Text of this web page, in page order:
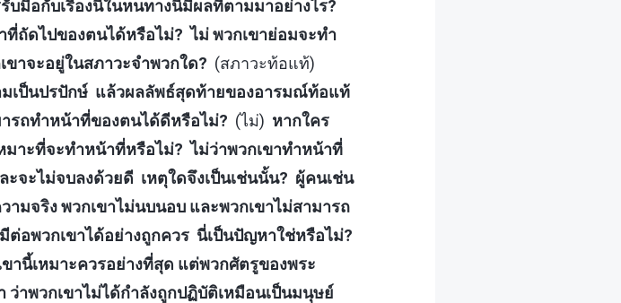
บมือกับเรื่องนี้ในหนทางนี้มีผลที่ตามมาอย่างไร?
ถัดไปของตนได้หรือไม่? ไม่ พวกเขาย่อมจะทำ
าจะอยู่ในสภาวะจำพวกใด? (สภาวะท้อแท้)
เป็นปรปักษ์ แล้วผลลัพธ์สุดท้ายของอารมณ์ท้อแท้
รถทำหน้าที่ของตนได้ดีหรือไม่? (ไม่) หากใคร
มาะที่จะทำหน้าที่หรือไม่? ไม่ว่าพวกเขาทำหน้าที่
จะไม่จบลงด้วยดี เหตุใดจึงเป็นเช่นนั้น? ผู้คนเช่น
มจริง พวกเขาไม่นบนอบ และพวกเขาไม่สามารถ
ต่อพวกเขาได้อย่างถูกควร นี่เป็นปัญหาใช่หรือไม่?
านี้เหมาะควรอย่างที่สุด แต่พวกศัตรูของพระ
าพวกเขาไม่ได้กำลังถูกปฏิบัติเหมือนเป็นมนุษย์